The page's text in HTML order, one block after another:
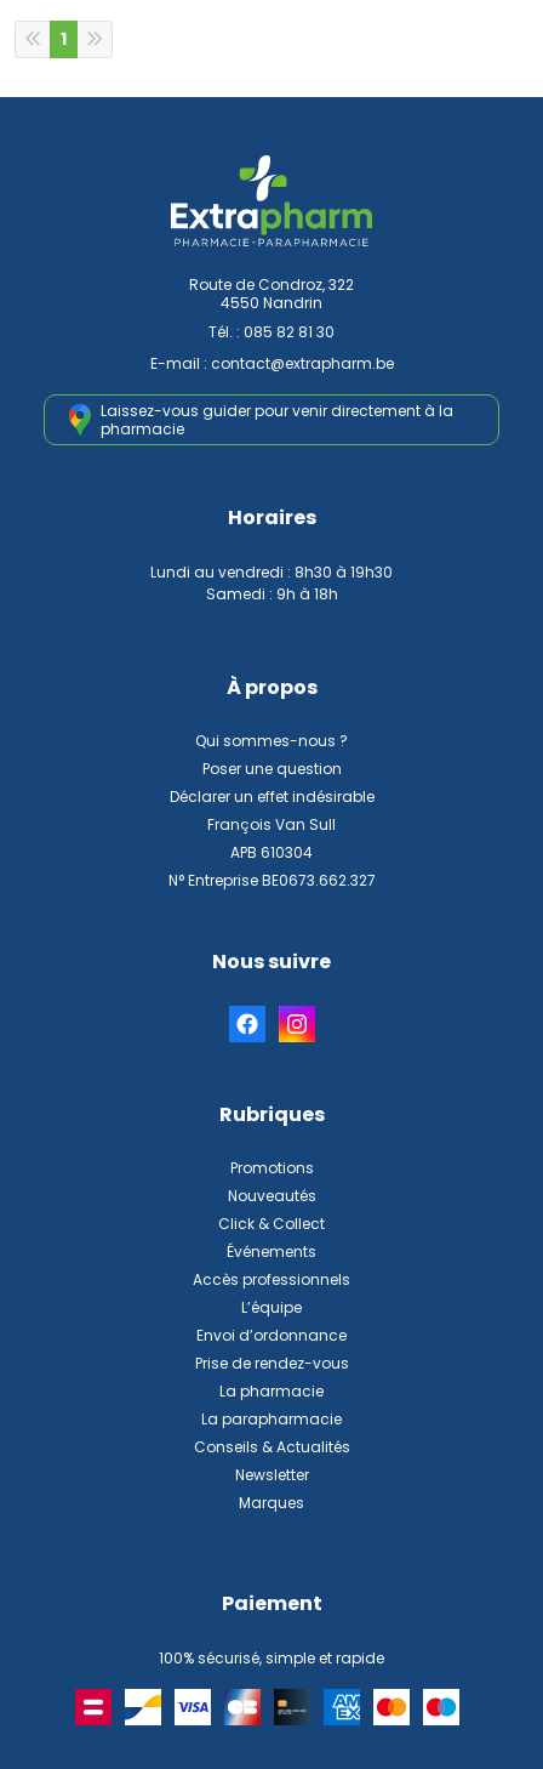
1
Route de Condroz, 322
4550 Nandrin
Tél. : 085 82 81 30
E-mail : contact@extrapharm.be
Laissez-vous guider pour venirdirectement à la
pharmacie
Horaires
Lundi au vendredi : 8h30 à 19h30
Samedi : 9h à 18h
À propos
Qui sommes-nous ?
Poser une question
Déclarer un effet indésirable
François Van Sull
APB 610304
N° Entreprise BE0673.662.327
Nous suivre
Rubriques
Promotions
Nouveautés
Click & Collect
Événements
Accès professionnels
L’équipe
Envoi d’ordonnance
Prise de rendez-vous
La pharmacie
La parapharmacie
Conseils & Actualités
Newsletter
Marques
Paiement
100% sécurisé, simple et rapide